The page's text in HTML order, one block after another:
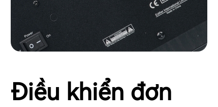
Điều khiển đơn